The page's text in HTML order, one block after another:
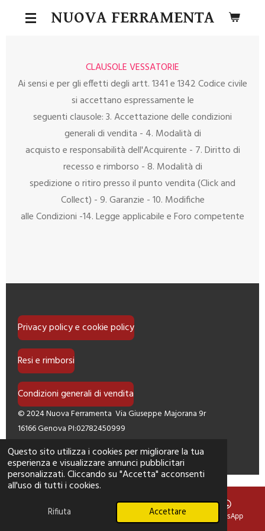
Questo sito utilizza i cookies per migliorare la tua
esperienza e visualizzare annunci pubblicitari
personalizzati. Cliccando su "Accetta" acconsenti
all'uso di tutti i cookies.
Rifiuta Accettare
NUOVA FERRAMENTA
CLAUSOLE VESSATORIE
Ai sensi e per gli effetti degli artt. 1341 e 1342 Codice civile
si accettano espressamente le
seguenti clausole: 3. Accettazione delle condizioni
generali di vendita - 4. Modalità di
acquisto e responsabilità dell'Acquirente - 7. Diritto di
recesso e rimborso - 8. Modalità di
spedizione o ritiro presso il punto vendita (Click and
Collect) - 9. Garanzie - 10. Modifiche
alle Condizioni -14. Legge applicabile e Foro competente
Privacy policy e cookie policy
Resi e rimborsi
Condizioni generali di vendita
© 2024 Nuova Ferramenta Via Giuseppe Majorana 9r
16166 Genova PI:02782450999
Telefono Facebook WhatsApp